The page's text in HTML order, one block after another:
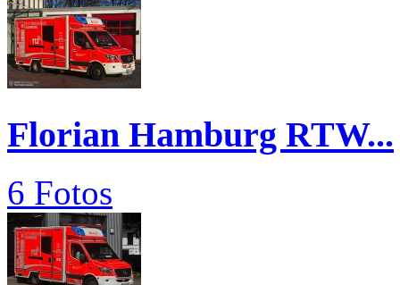
Florian Hamburg RTW...
6 Fotos